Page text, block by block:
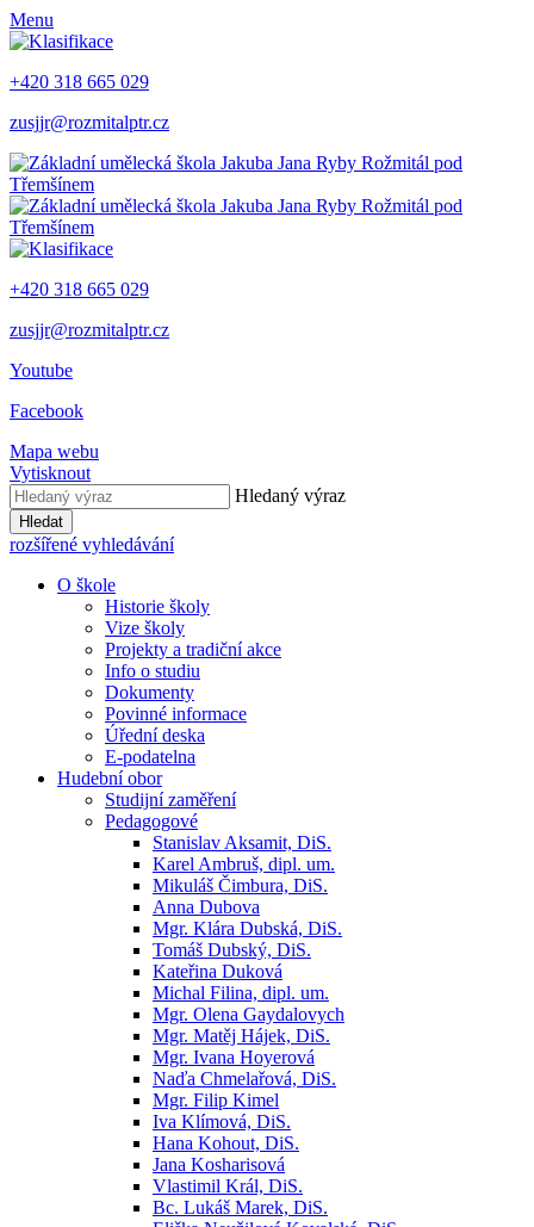
Menu
+420 318 665 029
zusjjr@rozmitalptr.cz
+420 318 665 029
zusjjr@rozmitalptr.cz
Youtube
Facebook
Mapa webu
Vytisknout
Hledaný výraz
Hledat
rozšířené vyhledávání
O škole
Historie školy
Vize školy
Projekty a tradiční akce
Info o studiu
Dokumenty
Povinné informace
Úřední deska
E-podatelna
Hudební obor
Studijní zaměření
Pedagogové
Stanislav Aksamit, DiS.
Karel Ambruš, dipl. um.
Mikuláš Čimbura, DiS.
Anna Dubova
Mgr. Klára Dubská, DiS.
Tomáš Dubský, DiS.
Kateřina Duková
Michal Filina, dipl. um.
Mgr. Olena Gaydalovych
Mgr. Matěj Hájek, DiS.
Mgr. Ivana Hoyerová
Naďa Chmelařová, DiS.
Mgr. Filip Kimel
Iva Klímová, DiS.
Hana Kohout, DiS.
Jana Kosharisová
Vlastimil Král, DiS.
Bc. Lukáš Marek, DiS.